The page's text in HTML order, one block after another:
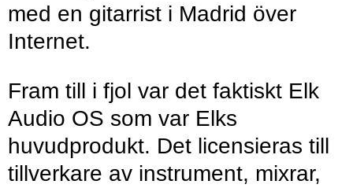
med en gitarrist i Madrid över
Internet.
Fram till i fjol var det faktiskt Elk
Audio OS som var Elks
huvudprodukt. Det licensieras till
tillverkare av instrument, mixrar,